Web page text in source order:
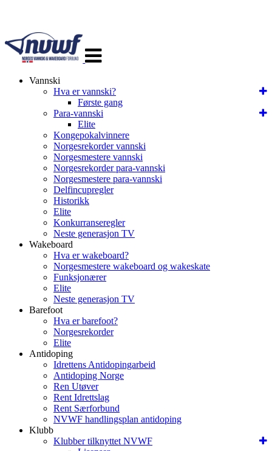
navigasjon
Vannski
Hva er vannski?
Første gang
Para-vannski
Elite
Kongepokalvinnere
Norgesrekorder vannski
Norgesmestere vannski
Norgesrekorder para-vannski
Norgesmestere para-vannski
Delfincupregler
Historikk
Elite
Konkurranseregler
Neste generasjon TV
Wakeboard
Hva er wakeboard?
Norgesmestere wakeboard og wakeskate
Funksjonærer
Elite
Neste generasjon TV
Barefoot
Hva er barefoot?
Norgesrekorder
Elite
Antidoping
Idrettens Antidopingarbeid
Antidoping Norge
Ren Utøver
Rent Idrettslag
Rent Særforbund
NVWF handlingsplan antidoping
Klubb
Klubber tilknyttet NVWF